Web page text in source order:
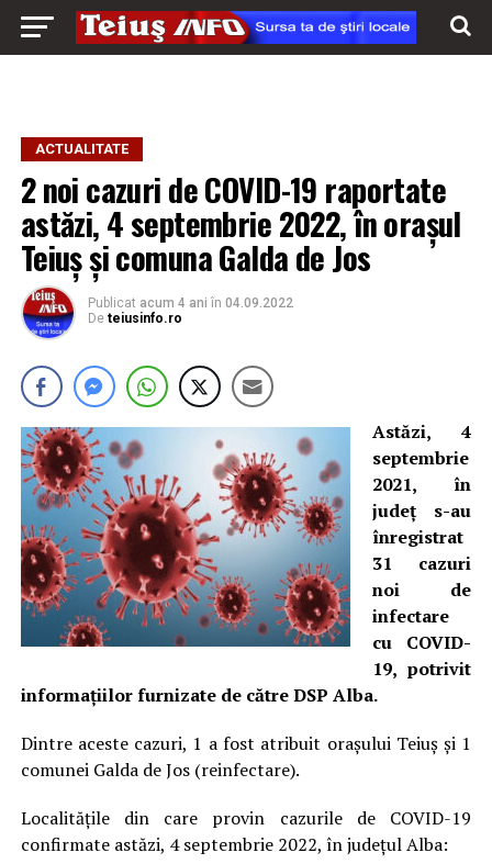
ACTUALITATE
2 noi cazuri de COVID-19 raportate
astăzi, 4 septembrie 2022, în orașul
Teiuș și comuna Galda de Jos
Publicat acum 4 ani în 04.09.2022
De teiusinfo.ro
Astăzi, 4
septembrie
2021, în
județ s-au
înregistrat
31 cazuri
noi de
infectare
cu COVID-
19, potrivit
informațiilor furnizate de către DSP Alba.
Dintre aceste cazuri, 1 a fost atribuit orașului Teiuș și 1
comunei Galda de Jos (reinfectare).
Localitățile din care provin cazurile de COVID-19
confirmate astăzi, 4 septembrie 2022, în județul Alba: